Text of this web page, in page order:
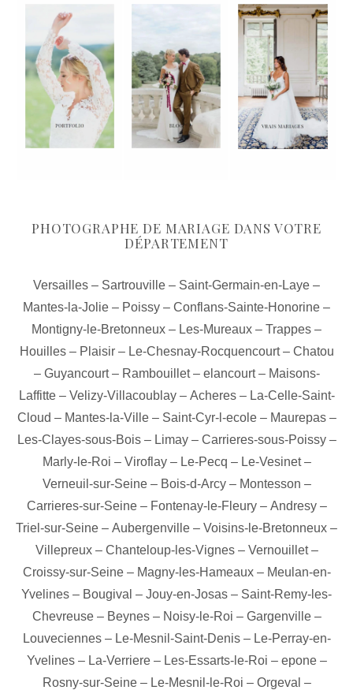
PHOTOGRAPHE DE MARIAGE DANS VOTRE
DÉPARTEMENT
Versailles – Sartrouville – Saint-Germain-en-Laye –
Mantes-la-Jolie – Poissy – Conflans-Sainte-Honorine –
Montigny-le-Bretonneux – Les-Mureaux – Trappes –
Houilles– Plaisir– Le-Chesnay-Rocquencourt– Chatou
– Guyancourt– Rambouillet– elancourt– Maisons-
Laffitte– Velizy-Villacoublay– Acheres– La-Celle-Saint-
Cloud – Mantes-la-Ville– Saint-Cyr-l-ecole– Maurepas–
Les-Clayes-sous-Bois– Limay– Carrieres-sous-Poissy–
Marly-le-Roi – Viroflay– Le-Pecq – Le-Vesinet–
Verneuil-sur-Seine– Bois-d-Arcy– Montesson –
Carrieres-sur-Seine– Fontenay-le-Fleury– Andresy–
Triel-sur-Seine – Aubergenville – Voisins-le-Bretonneux –
Villepreux– Chanteloup-les-Vignes– Vernouillet–
Croissy-sur-Seine– Magny-les-Hameaux– Meulan-en-
Yvelines – Bougival – Jouy-en-Josas – Saint-Remy-les-
Chevreuse– Beynes– Noisy-le-Roi – Gargenville–
Louveciennes– Le-Mesnil-Saint-Denis– Le-Perray-en-
Yvelines– La-Verriere– Les-Essarts-le-Roi – epone–
Rosny-sur-Seine– Le-Mesnil-le-Roi – Orgeval –